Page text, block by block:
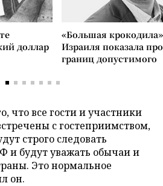
доллар
«Большая
Израиля показала
границ допустимого
что все гости и участники
с гостеприимством,
строго следовать
и будут уважать обычаи и
Это нормальное
он.